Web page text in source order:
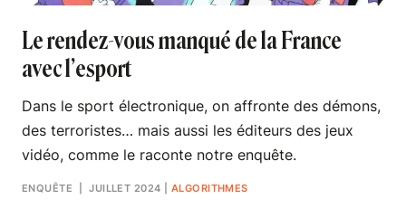
Le rendez-vous manqué de la France
avec l’esport
Dans le sport électronique, on affronte des démons,
des terroristes… mais aussi les éditeurs des jeux
vidéo, comme le raconte notre enquête.
ENQUÊTE | JUILLET 2024 ALGORITHMES